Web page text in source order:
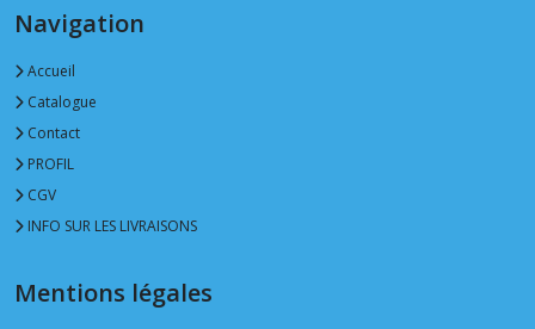
Navigation
Accueil
Catalogue
Contact
PROFIL
CGV
INFO SUR LES LIVRAISONS
Mentions légales